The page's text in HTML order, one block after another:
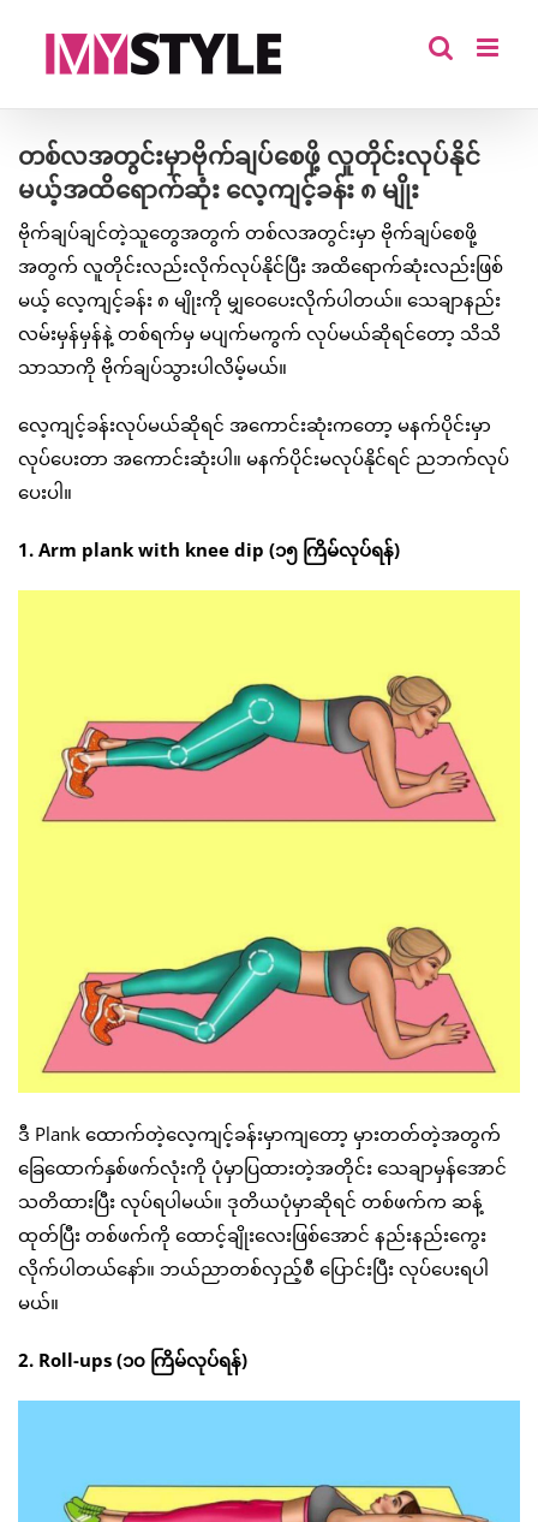
တစ်လအတွင်းမှာဗိုက်ချပ်စေဖို့ လူတိုင်းလုပ်နိုင်
မယ့်အထိရောက်ဆုံး လေ့ကျင့်ခန်း ၈ မျိုး
ဗိုက်ချပ်ချင်တဲ့သူတွေအတွက် တစ်လအတွင်းမှာ ဗိုက်ချပ်စေဖို့
အတွက် လူတိုင်းလည်းလိုက်လုပ်နိုင်ပြီး အထိရောက်ဆုံးလည်းဖြစ်
မယ့် လေ့ကျင့်ခန်း ၈ မျိုးကို မျှဝေပေးလိုက်ပါတယ်။ သေချာနည်း
လမ်းမှန်မှန်နဲ့ တစ်ရက်မှ မပျက်မကွက် လုပ်မယ်ဆိုရင်တော့ သိသိ
သာသာကို ဗိုက်ချပ်သွားပါလိမ့်မယ်။
လေ့ကျင့်ခန်းလုပ်မယ်ဆိုရင် အကောင်းဆုံးကတော့ မနက်ပိုင်းမှာ
လုပ်ပေးတာ အကောင်းဆုံးပါ။ မနက်ပိုင်းမလုပ်နိုင်ရင် ညဘက်လုပ်
ပေးပါ။
1. Arm plank with knee dip (၁၅ ကြိမ်လုပ်ရန်)
ဒီ Plank ထောက်တဲ့လေ့ကျင့်ခန်းမှာကျတော့ မှားတတ်တဲ့အတွက်
ခြေထောက်နှစ်ဖက်လုံးကို ပုံမှာပြထားတဲ့အတိုင်း သေချာမှန်အောင်
သတိထားပြီး လုပ်ရပါမယ်။ ဒုတိယပုံမှာဆိုရင် တစ်ဖက်က ဆန့်
ထုတ်ပြီး တစ်ဖက်ကို ထောင့်ချိုးလေးဖြစ်အောင် နည်းနည်းကွေး
လိုက်ပါတယ်နော်။ ဘယ်ညာတစ်လှည့်စီ ပြောင်းပြီး လုပ်ပေးရပါ
မယ်။
2. Roll-ups (၁၀ ကြိမ်လုပ်ရန်)